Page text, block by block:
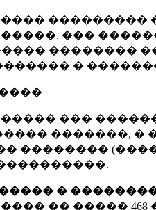
���������
���
��������
�
���
�������, �
��������
�
�� �����